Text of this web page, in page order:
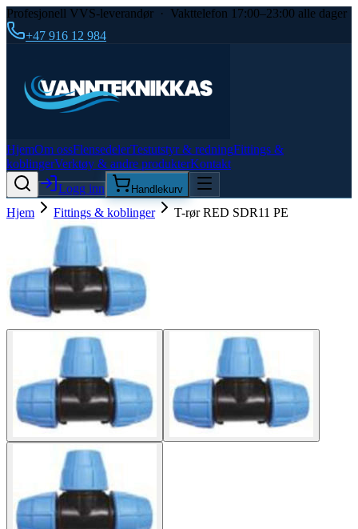
Profesjonell VVS-leverandør · Vakttelefon 17:00–23:00 alle dager
+47 916 12 984
HjemOm ossFlensedelerTestutstyr & redningFittings &
koblingerVerktøy & andre produkterKontakt
Logg inn
Handlekurv
Hjem Fittings & koblinger T-rør RED SDR11 PE